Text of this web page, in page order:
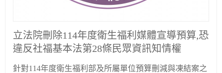
立法院刪除114年度衛生福利媒體宣導預算,恐
違反社福基本法第28條民眾資訊知情權
針對114年度衛生福利部及所屬單位預算刪減與凍結案之